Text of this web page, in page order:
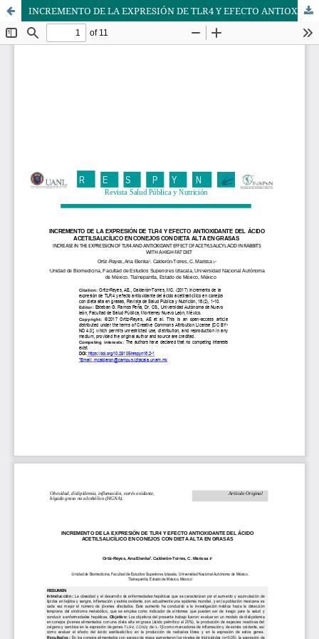
INCREMENTO DE LA EXPRESIÓN DE TLR4 Y EFECTO ANTIOXIDANTE DEL ÁCIDO ACETILSALICÍLICO EN CONEJOS CON DIETA ALTA EN GRASAS